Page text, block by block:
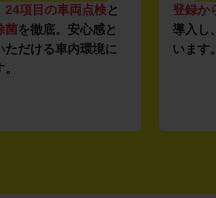
24項目の車両点検と
菌を徹底。安心感と
ただける車内環境に
登録か
導入し
います